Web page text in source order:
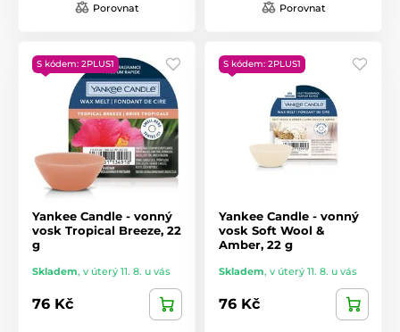
Porovnat Porovnat
S kódem: 2PLUS1
Yankee Candle - vonný
vosk Tropical Breeze, 22
g
Skladem, v úterý 11. 8. u vás
76 Kč
S kódem: 2PLUS1
Yankee Candle - vonný
vosk Soft Wool &
Amber, 22 g
Skladem, v úterý 11. 8. u vás
76 Kč